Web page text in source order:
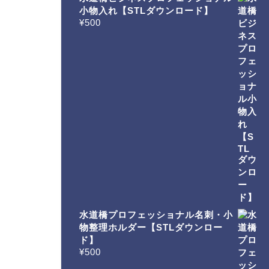
小物入れ【STLダウンロード】
¥500
水道橋プロフェッショナル名刺・小
物整理ホルダー【STLダウンロー
ド】
¥500